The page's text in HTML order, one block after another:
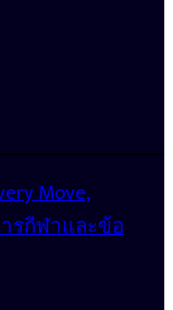
Move,
รกีฬาและข้อ